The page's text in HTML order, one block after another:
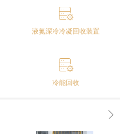
液氮深冷冷凝回收装置
冷能回收